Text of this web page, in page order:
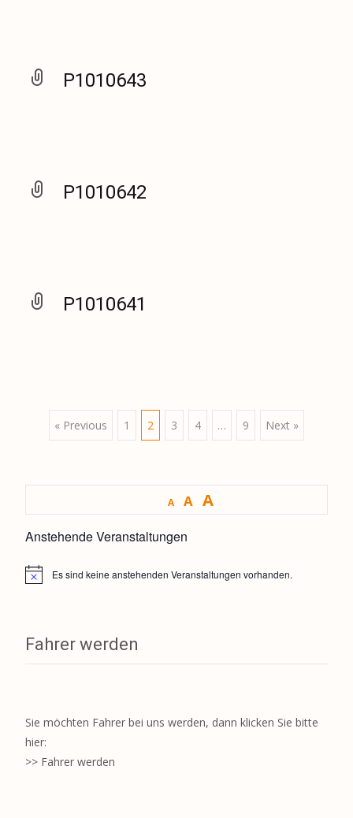
P1010643
P1010642
P1010641
Posts
navigation
« Previous 1 2 3 4 … 9 Next »
A A A
Anstehende Veranstaltungen
H
Es sind keine anstehenden Veranstaltungen vorhanden.
Fahrer werden
Sie möchten Fahrer bei uns werden, dann klicken Sie bitte
hier:
>> Fahrer werden